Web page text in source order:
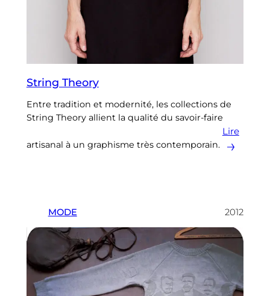
String Theory
Entre tradition et modernité, les collections de
String Theory allient la qualité du savoir-faire
artisanal à un graphisme très contemporain.
Lire
MODE 2012